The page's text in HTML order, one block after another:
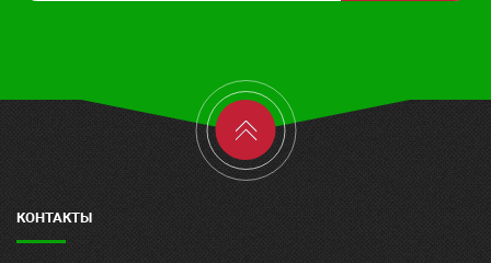
КОНТАКТЫ